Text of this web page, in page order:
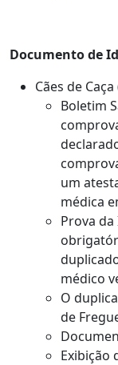
Documento de
Cães de
Boletim
um
médica
Prova
médico
O
de
Exibição